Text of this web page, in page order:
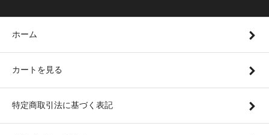
ホーム
カートを見る
特定商取引法に基づく表記